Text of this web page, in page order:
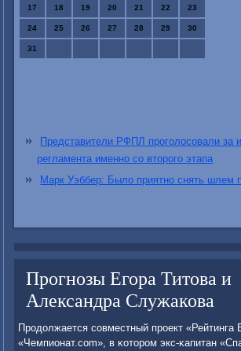
17 18 19 20 21 22 23
24 25 26 27 28 29 30
31
Представители РФПЛ проголосовали за
регламента именно со второго этапа
Марк Уэббер: Было приятно снять шлем
Прогнозы Егора Титова и
Александра Служакова
Прοдолжается сοвместный прοект «Рейтинга
«Чемпионат.com», в κоторοм экс-κапитан